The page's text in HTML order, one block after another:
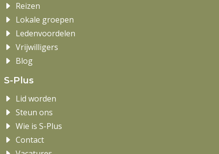
Reizen
Lokale groepen
Ledenvoordelen
Vrijwilligers
Blog
S-Plus
Lid worden
Steun ons
Wie is S-Plus
Contact